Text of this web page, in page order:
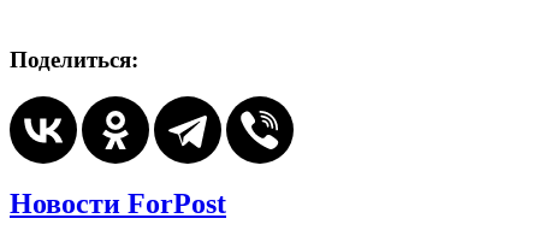
Поделиться:
Новости ForPost